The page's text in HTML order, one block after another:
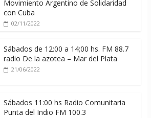
Movimiento Argentino de Solidaridad
con Cuba
02/11/2022
Sábados de 12:00 a 14;00 hs. FM 88.7
radio De la azotea – Mar del Plata
21/06/2022
Sábados 11:00 hs Radio Comunitaria
Punta del Indio FM 100.3